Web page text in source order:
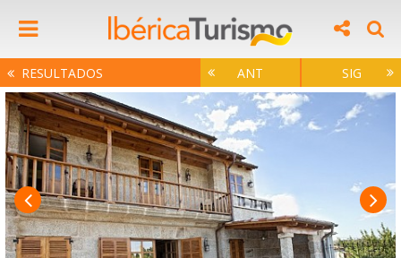
RESULTADOS ANT SIG